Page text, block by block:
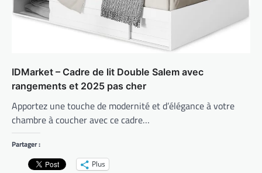
IDMarket – Cadre de lit Double Salem avec
rangements et 2025 pas cher
Apportez une touche de modernité et d’élégance à votre
chambre à coucher avec ce cadre…
Partager :
Plus